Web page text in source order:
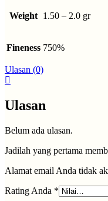
Weight 1.50 – 2.0 gr
Fineness 750%
Ulasan (0)
Ulasan
Belum ada ulasan.
Jadilah yang pertama
Alamat email Anda tidak
Rating Anda *